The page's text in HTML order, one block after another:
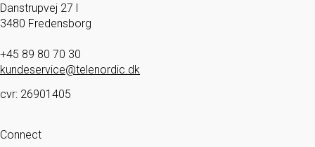
Danstrupvej 27 l
3480 Fredensborg
+45 89 80 70 30
kundeservice@telenordic.dk
cvr: 26901405
Connect